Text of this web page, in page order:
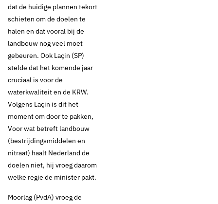
dat de huidige plannen tekort
schieten om de doelen te
halen en dat vooral bij de
landbouw nog veel moet
gebeuren. Ook Laçin (SP)
stelde dat het komende jaar
cruciaal is voor de
waterkwaliteit en de KRW.
Volgens Laçin is dit het
moment om door te pakken,
Voor wat betreft landbouw
(bestrijdingsmiddelen en
nitraat) haalt Nederland de
doelen niet, hij vroeg daarom
welke regie de minister pakt.
Moorlag (PvdA) vroeg de